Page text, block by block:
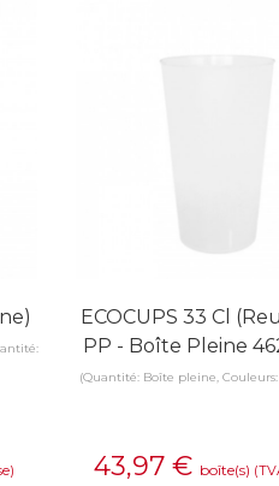
ECOCUPS 33 Cl
PP - Boîte Pleine
(Quantité: Boîte pleine,
43,97 € boîte(s)